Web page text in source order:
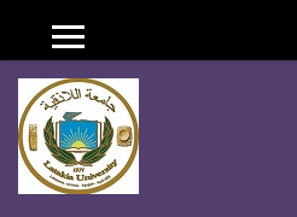
Skip to main content
Side panel